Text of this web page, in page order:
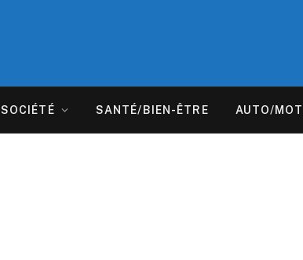
SOCIÉTÉ SANTÉ/BIEN-ÊTRE AUTO/